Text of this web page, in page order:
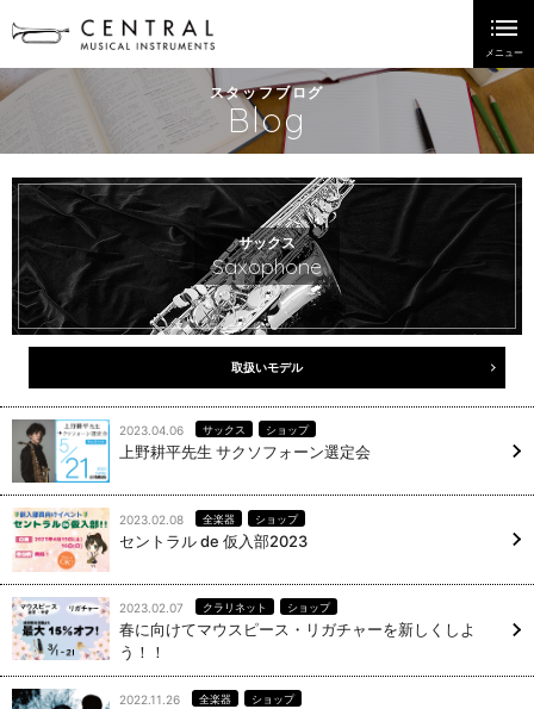
スタッフブログ
Blog
サックス
Saxophone
取扱いモデル
2023.04.06 サックス ショップ
上野耕平先生 サクソフォーン選定会
2023.02.08 全楽器 ショップ
セントラル de 仮入部2023
2023.02.07 クラリネット ショップ
春に向けてマウスピース・リガチャーを新しくしよ
う！！
2022.11.26 全楽器 ショップ